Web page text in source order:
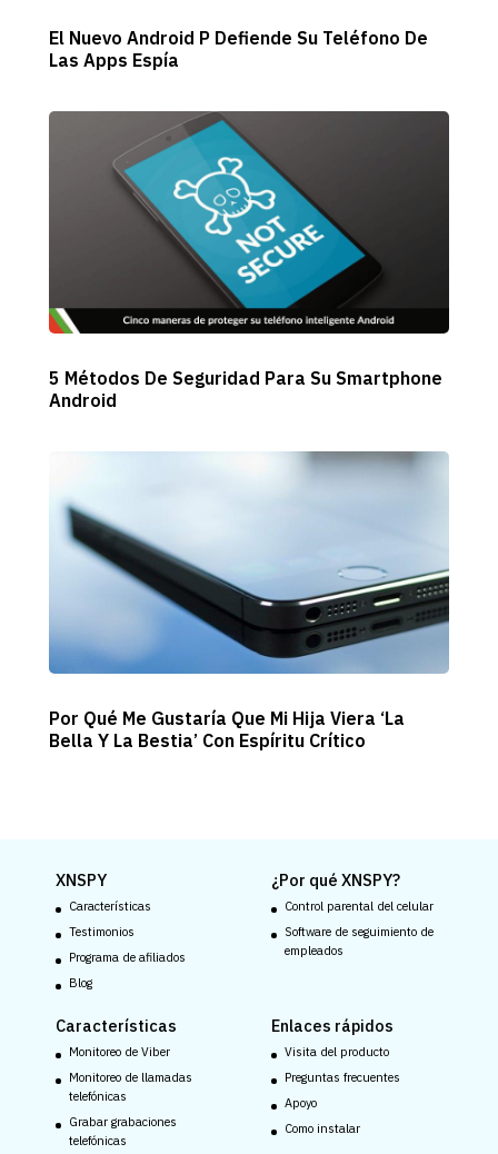
El Nuevo Android P Defiende Su Teléfono De
Las Apps Espía
5 Métodos De Seguridad Para Su Smartphone
Android
Por Qué Me Gustaría Que Mi Hija Viera ‘La
Bella Y La Bestia’ Con Espíritu Crítico
XNSPY
Características
Testimonios
Programa de afiliados
Blog
¿Por qué XNSPY?
Control parental del celular
Software de seguimiento de
empleados
Características
Monitoreo de Viber
Monitoreo de llamadas
telefónicas
Grabar grabaciones
telefónicas
Enlaces rápidos
Visita del producto
Preguntas frecuentes
Apoyo
Como instalar